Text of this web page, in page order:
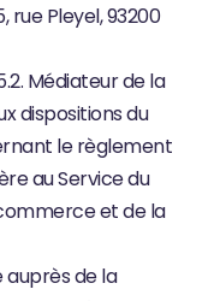
rue Pleyel, 93200
Médiateur de la
dispositions du
le règlement
au Service du
et de la
de la